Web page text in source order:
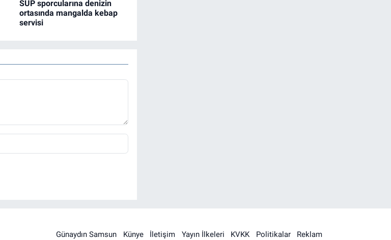
SUP sporcularına denizin
ortasında mangalda kebap
servisi
Günaydın Samsun Künye İletişim Yayın İlkeleri KVKK Politikalar Reklam